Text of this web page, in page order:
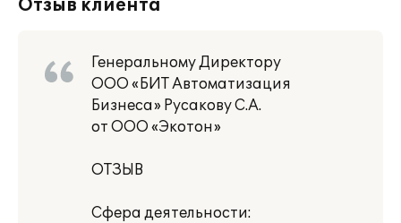
Отзыв клиента
Генеральному Директору
ООО «БИТ Автоматизация
Бизнеса» Русакову С.А.
от ООО «Экотон»
ОТЗЫВ
Сфера деятельности: